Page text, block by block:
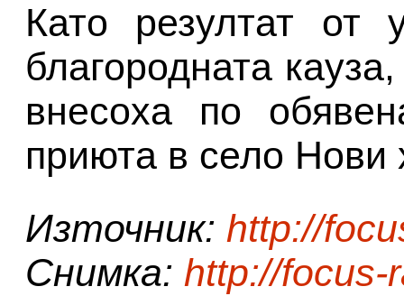
Като резултат от
благородната
внесоха по
приюта в село Нови
Източник: http://
Снимка: http://focus-